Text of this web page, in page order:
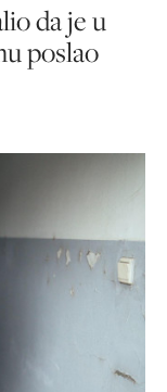
da je u
poslao